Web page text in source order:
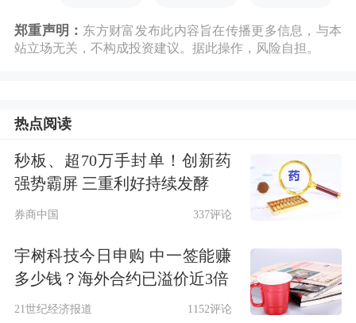
郑重声明： 东方财富发布此内容旨在传播更多信息，与本
站立场无关，不构成投资建议。据此操作，风险自担。
热点阅读
秒板、超70万手封单！创新药
强势霸屏 三重利好持续发酵
券商中国 337评论
宇树科技今日申购 中一签能赚
多少钱？海外合约已溢价近3倍
21世纪经济报道 1152评论